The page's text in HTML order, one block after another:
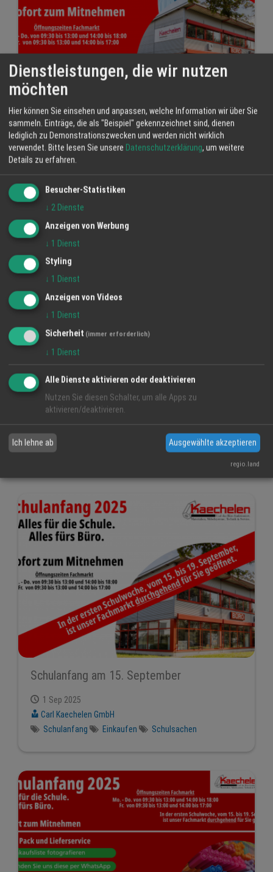
Schulanfang 2025
14 Sep 2025
Carl Kaechelen GmbH
Am 15. September ist Schulanfang
Carl Kaechelen GmbH
Schulanfang
Kaechelen
Schulanfang am 15. September
1 Sep 2025
Carl Kaechelen GmbH
Schulanfang
Einkaufen Schulsachen
Dienstleistungen, die wir nutzen
möchten
Hier können Sie einsehen und anpassen, welche Information wir über Sie
sammeln. Einträge, die als "Beispiel" gekennzeichnet sind, dienen
lediglich zu Demonstrationszwecken und werden nicht wirklich
verwendet. Bitte lesen Sie unsere Datenschutzerklärung, um weitere
Details zu erfahren.
Besucher-Statistiken
↓ 2 Dienste
Anzeigen von Werbung
↓ 1 Dienst
Styling
↓ 1 Dienst
Anzeigen von Videos
↓ 1 Dienst
Sicherheit (immer erforderlich)
↓ 1 Dienst
Alle Dienste aktivieren oder deaktivieren
Nutzen Sie diesen Schalter, um alle Apps zu
aktivieren/deaktivieren.
Ich lehne ab Ausgewählte akzeptieren
regio.land